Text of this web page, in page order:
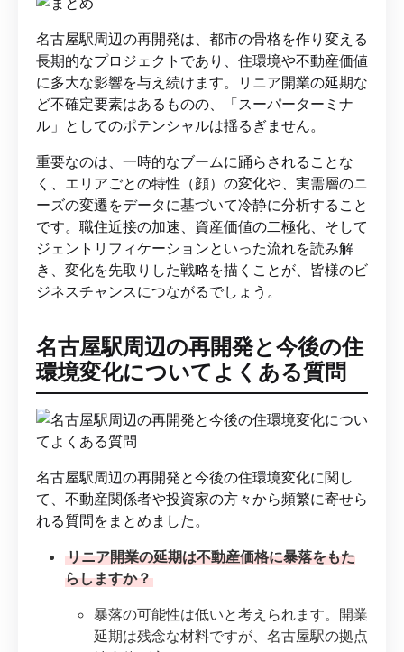
名古屋駅周辺の再開発は、都市の骨格を作り変える
長期的なプロジェクトであり、住環境や不動産価値
に多大な影響を与え続けます。リニア開業の延期な
ど不確定要素はあるものの、「スーパーターミナ
ル」としてのポテンシャルは揺るぎません。
重要なのは、一時的なブームに踊らされることな
く、エリアごとの特性（顔）の変化や、実需層のニ
ーズの変遷をデータに基づいて冷静に分析すること
です。職住近接の加速、資産価値の二極化、そして
ジェントリフィケーションといった流れを読み解
き、変化を先取りした戦略を描くことが、皆様のビ
ジネスチャンスにつながるでしょう。
名古屋駅周辺の再開発と今後の住
環境変化についてよくある質問
名古屋駅周辺の再開発と今後の住環境変化に関し
て、不動産関係者や投資家の方々から頻繁に寄せら
れる質問をまとめました。
リニア開業の延期は不動産価格に暴落をもた
らしますか？
暴落の可能性は低いと考えられます。開業
延期は残念な材料ですが、名古屋駅の拠点